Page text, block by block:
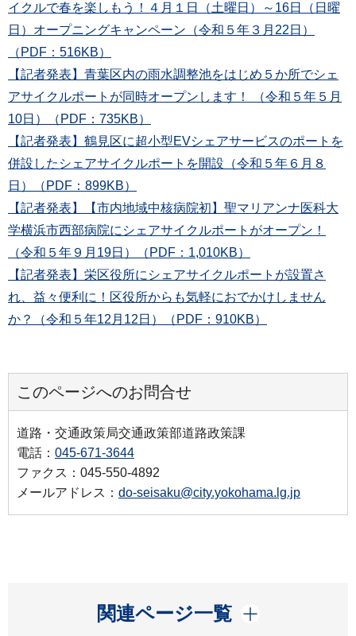
イクルで春を楽しもう！４月１日（土曜日）～16日（日曜
日）オープニングキャンペーン（令和５年３月22日）
（PDF：516KB）
【記者発表】青葉区内の雨水調整池をはじめ５か所でシェ
アサイクルポートが同時オープンします！ （令和５年５月
10日）（PDF：735KB）
【記者発表】鶴見区に超小型EVシェアサービスのポートを
併設したシェアサイクルポートを開設（令和５年６月８
日）（PDF：899KB）
【記者発表】【市内地域中核病院初】聖マリアンナ医科大
学横浜市西部病院にシェアサイクルポートがオープン！
（令和５年９月19日）（PDF：1,010KB）
【記者発表】栄区役所にシェアサイクルポートが設置さ
れ、益々便利に！区役所からも気軽におでかけしません
か？（令和５年12月12日）（PDF：910KB）
このページへのお問合せ
道路・交通政策局交通政策部道路政策課
電話： 045-671-3644
ファクス：045-550-4892
メールアドレス： do-seisaku@city.yokohama.lg.jp
関連ページ一覧
開く